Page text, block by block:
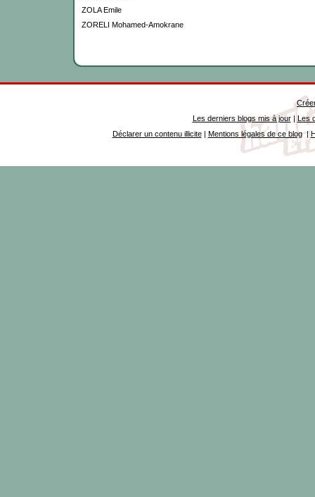
ZOLA Emile
ZORELI Mohamed-Amokrane
Les derniers blogs mis à jour| Les
Déclarer un contenu illicite| Mentions légales de ce blog|